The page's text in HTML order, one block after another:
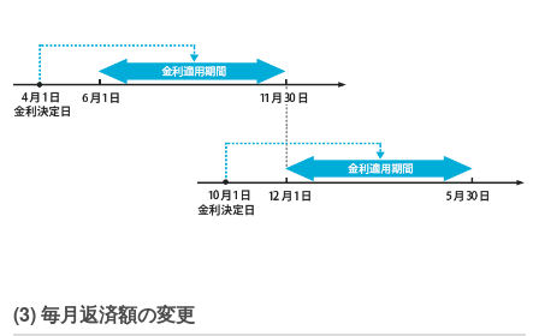
(3) 毎月返済額の変更